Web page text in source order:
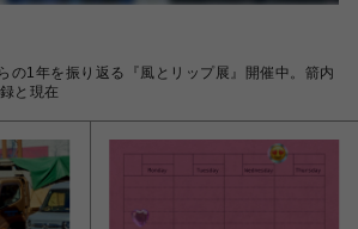
の1年を振り返る『風とリップ展』開催中。箭内
と現在